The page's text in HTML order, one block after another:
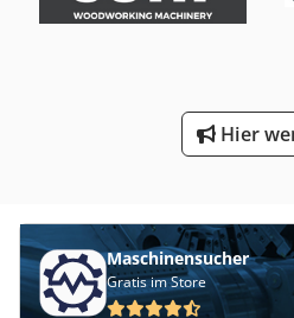
Hier
Maschinensucher
Gratis im Store